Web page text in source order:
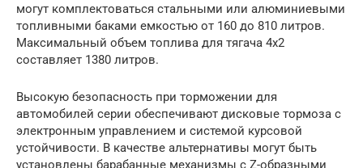
могут комплектоваться стальными или алюминиевыми
топливными баками емкостью от 160 до 810 литров.
Максимальный объем топлива для тягача 4х2
составляет 1380 литров.
Высокую безопасность при торможении для
автомобилей серии обеспечивают дисковые тормоза с
электронным управлением и системой курсовой
устойчивости. В качестве альтернативы могут быть
установлены барабанные механизмы с Z-образными